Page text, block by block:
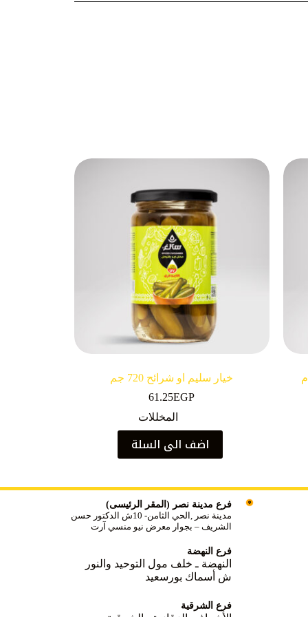
خيار سليم او شرائح 720 جم
61.25EGP
المخللات
اضف الى السلة
فرع مدينة نصر (المقر الرئيسى)
مدينة نصر ,الحي الثامن- 10ش الدكتور حسن
الشريف – بجوار معرض نيو منسي آرت
فرع النهضة
النهضة ـ خلف مول التوحيد والنور
ش أسماك بورسعيد
فرع الشرقية